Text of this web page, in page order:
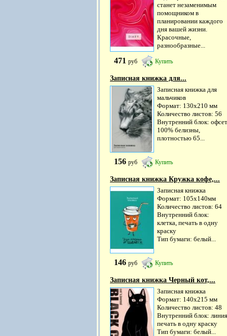
станет незаменимым
помощником в
планировании каждого
дня вашей жизни.
Красочные,
разнообразные...
471 руб Купить
Записная книжка для...
Записная книжка для
мальчиков
Формат: 130х210 мм
Количество листов: 56
Внутренний блок: офсет
100% белизны,
плотностью 65...
156 руб Купить
Записная книжка Кружка кофе,...
Записная книжка
Формат: 105х140мм
Количество листов: 64
Внутренний блок:
клетка, печать в одну
краску
Тип бумаги: белый...
146 руб Купить
Записная книжка Черный кот,...
Записная книжка
Формат: 140х215 мм
Количество листов: 48
Внутренний блок:
печать в одну краску
Тип бумаги: белый...